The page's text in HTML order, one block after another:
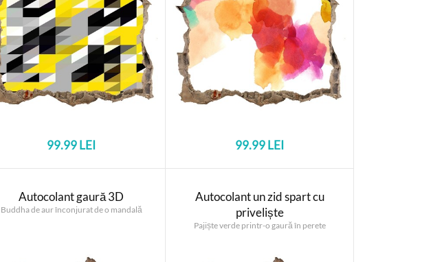
99.99 LEI 99.99 LEI
Autocolant gaură 3D
Buddha de aur înconjurat de o mandală
Autocolant un zid spart cu
priveliște
Pajiște verde printr-o gaură în perete